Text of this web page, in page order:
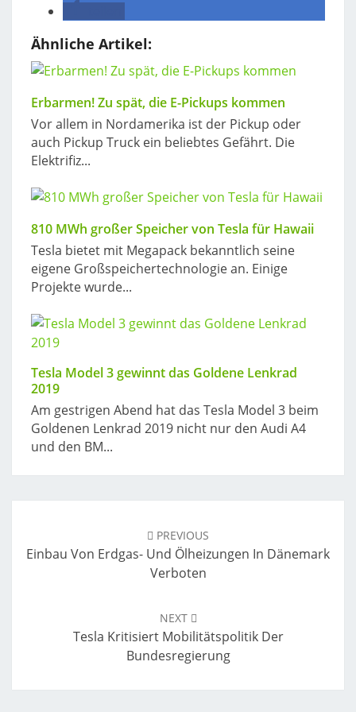
Ähnliche Artikel:
Erbarmen! Zu spät, die E-Pickups kommen
Vor allem in Nordamerika ist der Pickup oder
auch Pickup Truck ein beliebtes Gefährt. Die
Elektrifiz...
810 MWh großer Speicher von Tesla für Hawaii
Tesla bietet mit Megapack bekanntlich seine
eigene Großspeichertechnologie an. Einige
Projekte wurde...
Tesla Model 3 gewinnt das Goldene Lenkrad
2019
Am gestrigen Abend hat das Tesla Model 3 beim
Goldenen Lenkrad 2019 nicht nur den Audi A4
und den BM...
PREVIOUS
Einbau Von Erdgas- Und Ölheizungen In Dänemark
Verboten
NEXT
Tesla Kritisiert Mobilitätspolitik Der
Bundesregierung